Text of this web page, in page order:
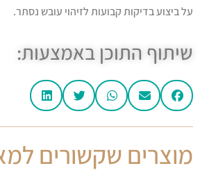
על ביצוע בדיקות קבועות לזיהוי עובש נסתר.
שיתוף התוכן באמצעות:
מוצרים שקשורים